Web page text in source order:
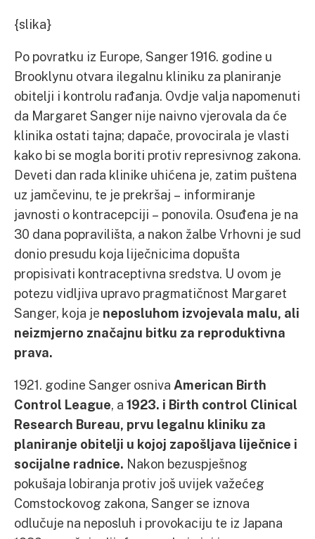
{slika}
Po povratku iz Europe, Sanger 1916. godine u
Brooklynu otvara ilegalnu kliniku za planiranje
obitelji i kontrolu rađanja. Ovdje valja napomenuti
da Margaret Sanger nije naivno vjerovala da će
klinika ostati tajna; dapače, provocirala je vlasti
kako bi se mogla boriti protiv represivnog zakona.
Deveti dan rada klinike uhićena je, zatim puštena
uz jamčevinu, te je prekršaj – informiranje
javnosti o kontracepciji – ponovila. Osuđena je na
30 dana popravilišta, a nakon žalbe Vrhovni je sud
donio presudu koja liječnicima dopušta
propisivati kontraceptivna sredstva. U ovom je
potezu vidljiva upravo pragmatičnost Margaret
Sanger, koja je neposluhom izvojevala malu, ali
neizmjerno značajnu bitku za reproduktivna
prava.
1921. godine Sanger osniva American Birth
Control League, a 1923. i Birth control Clinical
Research Bureau, prvu legalnu kliniku za
planiranje obitelji u kojoj zapošljava liječnice i
socijalne radnice. Nakon bezuspješnog
pokušaja lobiranja protiv još uvijek važećeg
Comstockovog zakona, Sanger se iznova
odlučuje na neposluh i provokaciju te iz Japana